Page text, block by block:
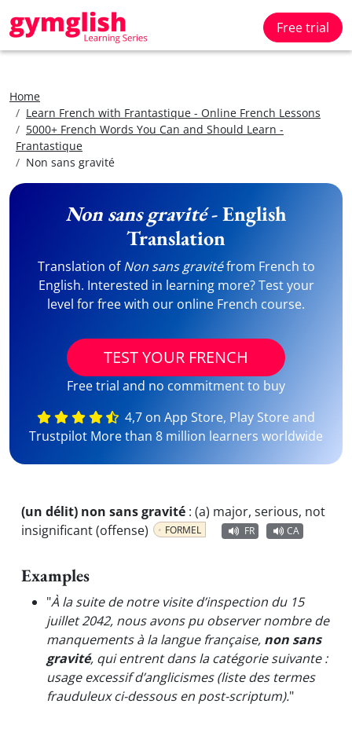
Free trial
Home
Learn French with Frantastique - Online French Lessons
5000+ French Words You Can and Should Learn -
Frantastique
Non sans gravité
Non sans gravité- English
Translation
Translation ofNon sans gravitéfrom French to
English. Interested in learning more? Test your
level for free with our online French course.
TEST YOUR FRENCH
Free trial and no commitment to buy
4,7 on App Store, Play Store and
Trustpilot More than 8 million learners worldwide
(un délit) non sans gravité : (a) major, serious, not
insignificant (offense)
FORMEL FR CA
Examples
"À la suite de notre visite d’inspection du 15
juillet 2042, nous avons pu observer nombre de
manquements à la langue française, non sans
gravité, qui entrent dans la catégorie suivante :
usage excessif d’anglicismes (liste des termes
frauduleux ci-dessous en post-scriptum)."